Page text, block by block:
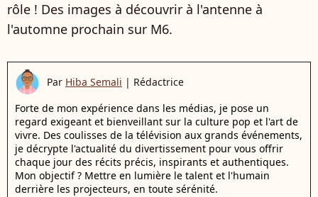
rôle ! Des images à découvrir à l'antenne à
l'automne prochain sur M6.
Par Hiba Semali | Rédactrice
Forte de mon expérience dans les médias, je pose un
regard exigeant et bienveillant sur la culture pop et l'art de
vivre. Des coulisses de la télévision aux grands événements,
je décrypte l'actualité du divertissement pour vous offrir
chaque jour des récits précis, inspirants et authentiques.
Mon objectif ? Mettre en lumière le talent et l'humain
derrière les projecteurs, en toute sérénité.